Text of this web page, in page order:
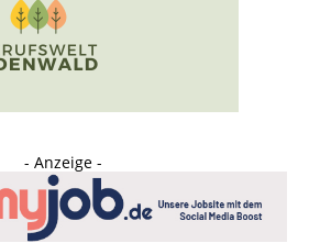
- Anzeige -